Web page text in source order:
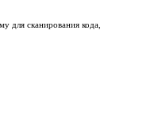
для сканирования кода,